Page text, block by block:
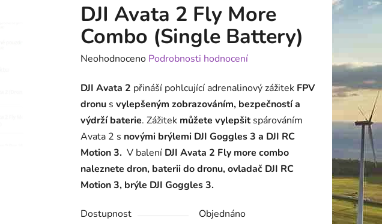
DJI Avata 2 Fly More
Combo (Single Battery)
Průměrné
produktu
je
0,0
z
5
hvězdiček.
Neohodnoceno Podrobnosti hodnocení
DJI Avata 2 přináší pohlcující adrenalinový zážitek FPV
dronu s vylepšeným zobrazováním, bezpečností a
výdrží baterie. Zážitek můžete vylepšitspárováním
Avata 2 s novými brýlemi DJI Goggles 3 a DJI RC
Motion 3. V balení DJI Avata 2 Fly more combo
naleznete dron, baterii do dronu, ovladač DJI RC
Motion 3, brýle DJI Goggles 3.
Dostupnost
Objednáno